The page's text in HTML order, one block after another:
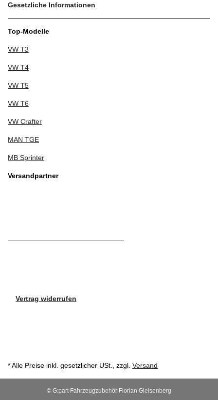
Gesetzliche Informationen
Top-Modelle
VW T3
VW T4
VW T5
VW T6
VW Crafter
MAN TGE
MB Sprinter
Versandpartner
Vertrag widerrufen
* Alle Preise inkl. gesetzlicher USt., zzgl. Versand
© G:part Fahrzeugzubehör Florian Gleisenberg